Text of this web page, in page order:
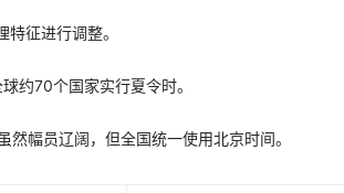
征进行调整。
约70个国家实行夏令时。
幅员辽阔，但全国统一使用北京时间。